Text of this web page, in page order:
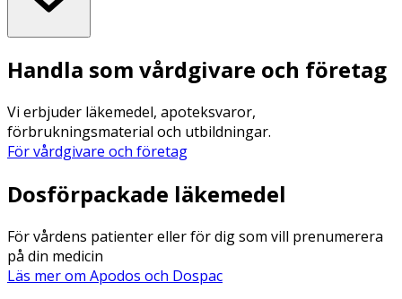
Handla som vårdgivare och företag
Vi erbjuder läkemedel, apoteksvaror,
förbrukningsmaterial och utbildningar.
För vårdgivare och företag
Dosförpackade läkemedel
För vårdens patienter eller för dig som vill prenumerera
på din medicin
Läs mer om Apodos och Dospac